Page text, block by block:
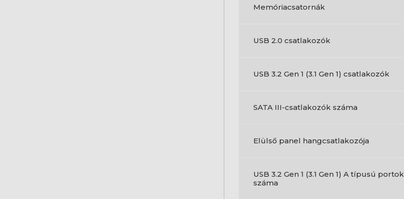
Memóriacsatornák
USB 2.0 csatlakozók
USB 3.2 Gen 1 (3.1 Gen 1) csatlakozók
SATA III-csatlakozók száma
Elülső panel hangcsatlakozója
USB 3.2 Gen 1 (3.1 Gen 1) A típusú portok
száma